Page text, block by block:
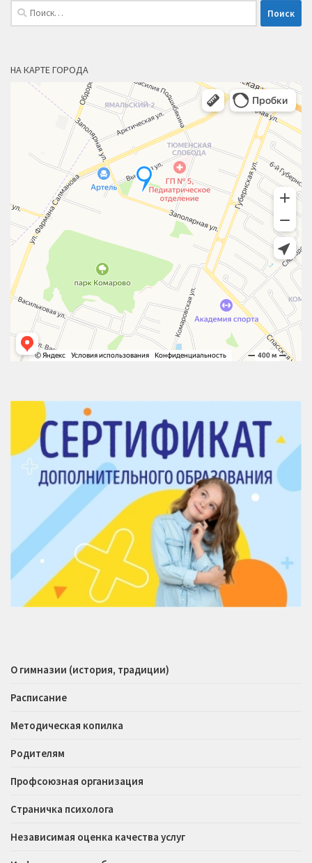
Найти:
НА КАРТЕ ГОРОДА
О гимназии (история, традиции)
Расписание
Методическая копилка
Родителям
Профсоюзная организация
Страничка психолога
Независимая оценка качества услуг